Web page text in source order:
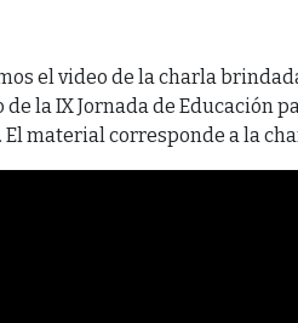
el video de la charla
la IX Jornada de Educación
El material corresponde a la